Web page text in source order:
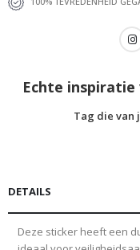
Echte
Tag die van
DETAILS
Deze sticker heeft een